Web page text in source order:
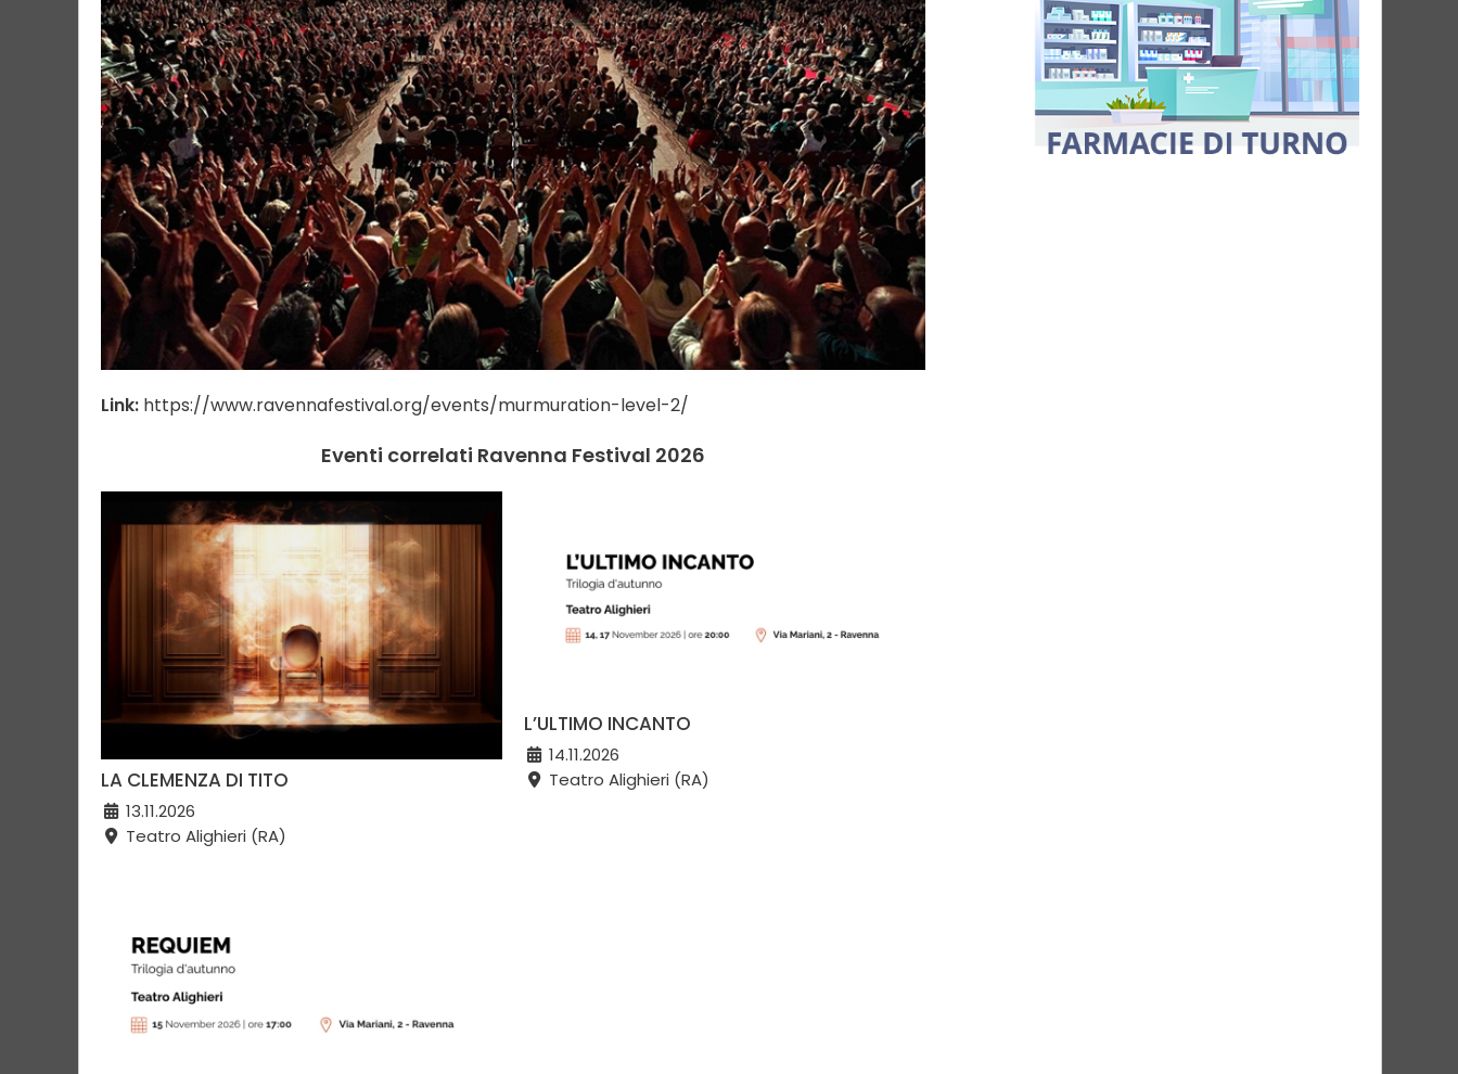
Link: https://www.ravennafestival.org/events/murmuration-level-2/
Eventi correlati Ravenna Festival 2026
LA CLEMENZA DI TITO
13.11.2026
Teatro Alighieri (RA)
L’ULTIMO INCANTO
14.11.2026
Teatro Alighieri (RA)